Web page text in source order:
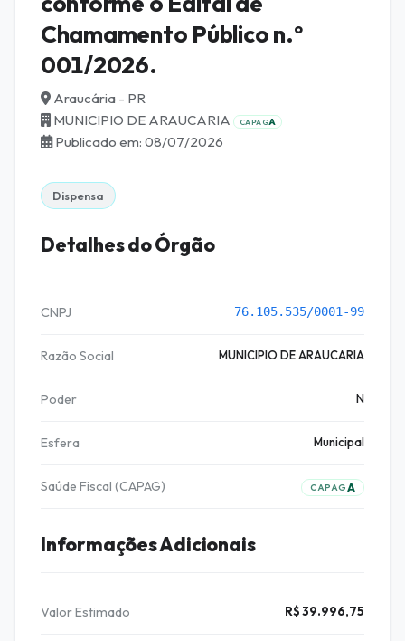
Chamamento Público n.º
001/2026.
Araucária - PR
MUNICIPIO DE ARAUCARIA
CAPAGA
Publicado em: 08/07/2026
Dispensa
Detalhes do Órgão
CNPJ 76.105.535/0001-99
Razão Social MUNICIPIO DE ARAUCARIA
Poder N
Esfera Municipal
Saúde Fiscal (CAPAG) CAPAGA
Informações Adicionais
Valor Estimado R$ 39.996,75